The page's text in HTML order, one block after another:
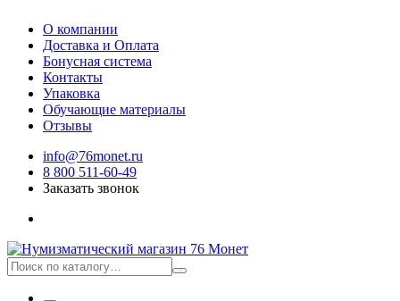
О компании
Доставка и Оплата
Бонусная система
Контакты
Упаковка
Обучающие материалы
Отзывы
info@76monet.ru
8 800 511-60-49
Заказать звонок